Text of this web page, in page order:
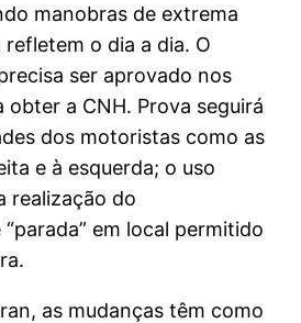
manobras de extrema
o dia a dia. O
ser aprovado nos
obter a CNH. Prova seguirá
dos motoristas como as
e à esquerda; o uso
realização do
em local permitido
as mudanças têm como